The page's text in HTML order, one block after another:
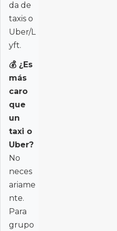
da de
taxis o
Uber/L
yft.
💰 ¿Es
más
caro
que
un
taxi o
Uber?
No
neces
ariame
nte.
Para
grupo